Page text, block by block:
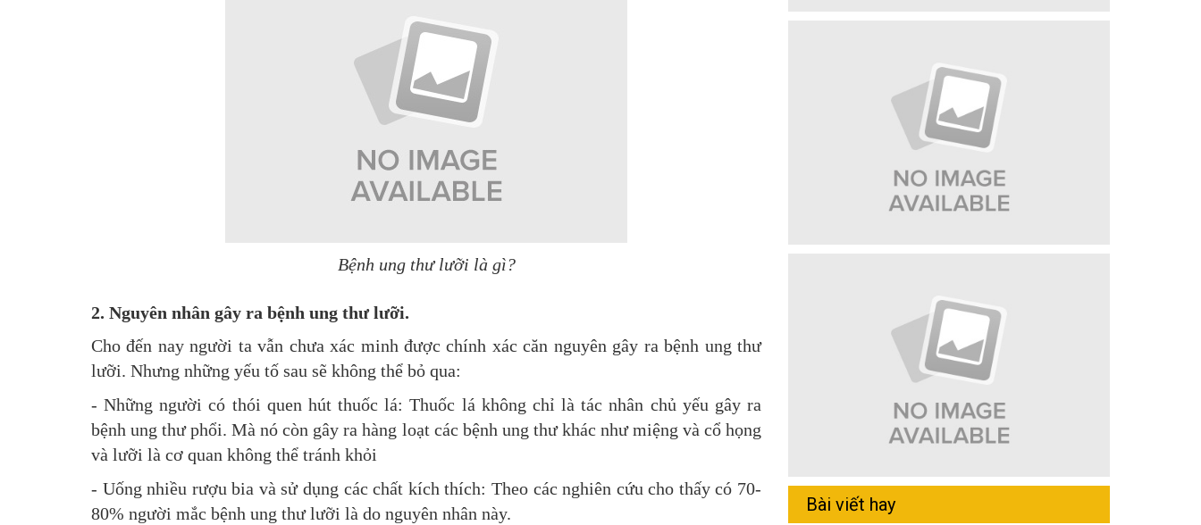
Bệnh ung thư lưỡi là gì?
2. Nguyên nhân gây ra bệnh ung thư lưỡi.
Cho đến nay người ta vẫn chưa xác minh được chính xác căn nguyên gây ra bệnh ung thư
lưỡi. Nhưng những yếu tố sau sẽ không thể bỏ qua:
- Những người có thói quen hút thuốc lá: Thuốc lá không chỉ là tác nhân chủ yếu gây ra
bệnh ung thư phổi. Mà nó còn gây ra hàng loạt các bệnh ung thư khác như miệng và cổ họng
và lưỡi là cơ quan không thể tránh khỏi
- Uống nhiều rượu bia và sử dụng các chất kích thích: Theo các nghiên cứu cho thấy có 70-
80% người mắc bệnh ung thư lưỡi là do nguyên nhân này.
Bài viết hay